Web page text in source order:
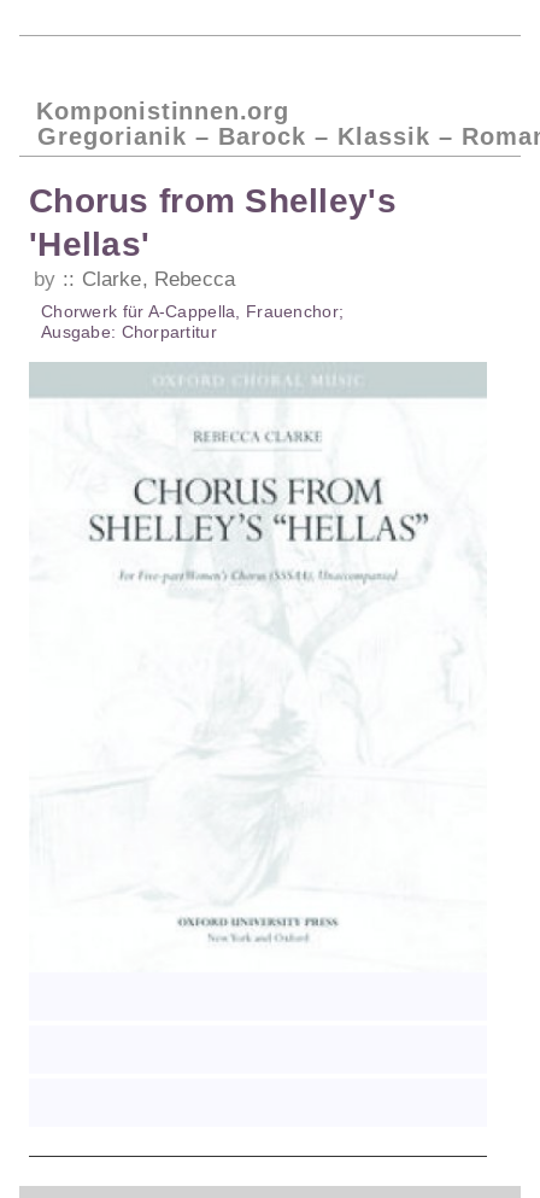
Komponistinnen.org
Gregorianik – Barock – Klassik –
Chorus from Shelley's
'Hellas'
by Clarke, Rebecca
Chorwerk für A-Cappella Frauenchor;
Ausgabe: Chorpartitur